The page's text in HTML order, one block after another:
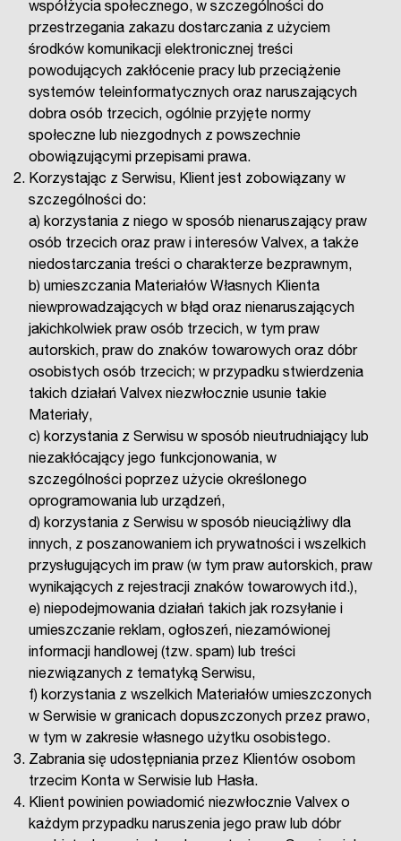
współżycia społecznego, w szczególności do
przestrzegania zakazu dostarczania z użyciem
środków komunikacji elektronicznej treści
powodujących zakłócenie pracy lub przeciążenie
systemów teleinformatycznych oraz naruszających
dobra osób trzecich, ogólnie przyjęte normy
społeczne lub niezgodnych z powszechnie
obowiązującymi przepisami prawa.
Korzystając z Serwisu, Klient jest zobowiązany w
szczególności do:
a) korzystania z niego w sposób nienaruszający praw
osób trzecich oraz praw i interesów Valvex, a także
niedostarczania treści o charakterze bezprawnym,
b) umieszczania Materiałów Własnych Klienta
niewprowadzających w błąd oraz nienaruszających
jakichkolwiek praw osób trzecich, w tym praw
autorskich, praw do znaków towarowych oraz dóbr
osobistych osób trzecich; w przypadku stwierdzenia
takich działań Valvex niezwłocznie usunie takie
Materiały,
c) korzystania z Serwisu w sposób nieutrudniający lub
niezakłócający jego funkcjonowania, w
szczególności poprzez użycie określonego
oprogramowania lub urządzeń,
d) korzystania z Serwisu w sposób nieuciążliwy dla
innych, z poszanowaniem ich prywatności i wszelkich
przysługujących im praw (w tym praw autorskich, praw
wynikających z rejestracji znaków towarowych itd.),
e) niepodejmowania działań takich jak rozsyłanie i
umieszczanie reklam, ogłoszeń, niezamówionej
informacji handlowej (tzw. spam) lub treści
niezwiązanych z tematyką Serwisu,
f) korzystania z wszelkich Materiałów umieszczonych
w Serwisie w granicach dopuszczonych przez prawo,
w tym w zakresie własnego użytku osobistego.
Zabrania się udostępniania przez Klientów osobom
trzecim Konta w Serwisie lub Hasła.
Klient powinien powiadomić niezwłocznie Valvex o
każdym przypadku naruszenia jego praw lub dóbr